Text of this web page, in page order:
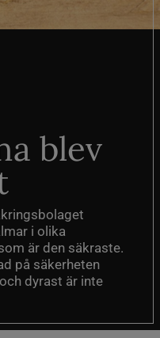
blev
i olika
är den säkraste.
på säkerheten
dyrast är inte